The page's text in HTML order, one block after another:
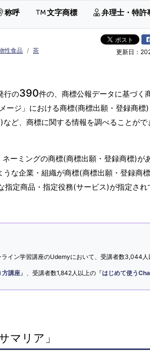
称呼 文字商標 弁理士・特許
性食品 茶 更新日：
行の390件の、商標公報データに基づく
ージ」における商標(商標出願・登録商標
ど、商標に関する情報を調べることがで
ーミングの商標(商標出願・登録商標)が
な企業・組織が商標(商標出願・登録商
指定商品・指定役務(サービス)が指定され
イン学習講座のUdemyにおいて、受講者数3,044人
方講座 』、受講者数1,842人以上の『はじめて使う
マリア」